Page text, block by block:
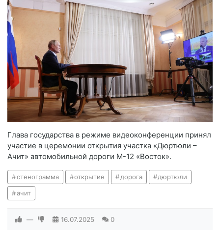
Глава государства в режиме видеоконференции принял
участие в церемонии открытия участка «Дюртюли –
Ачит» автомобильной дороги М-12 «Восток».
стенограмма открытие дорога дюртюли
ачит
— 16.07.2025 0